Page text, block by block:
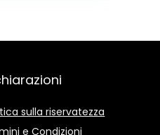
–
sulla riservatezza
e Condizioni